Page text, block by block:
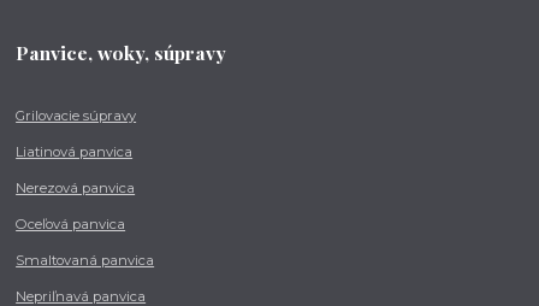
Panvice, woky, súpravy
Grilovacie súpravy
Liatinová panvica
Nerezová panvica
Oceľová panvica
Smaltovaná panvica
Nepriľnavá panvica